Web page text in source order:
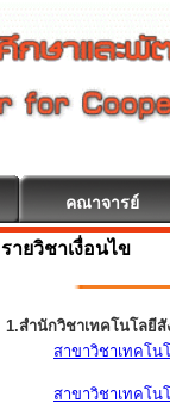
คณาจารย์
รายวิชาเงื่อนไข
1.สำนักวิชาเทคโนโลยีสั
สาขาวิชาเทคโน
สาขาวิชาเทคโน